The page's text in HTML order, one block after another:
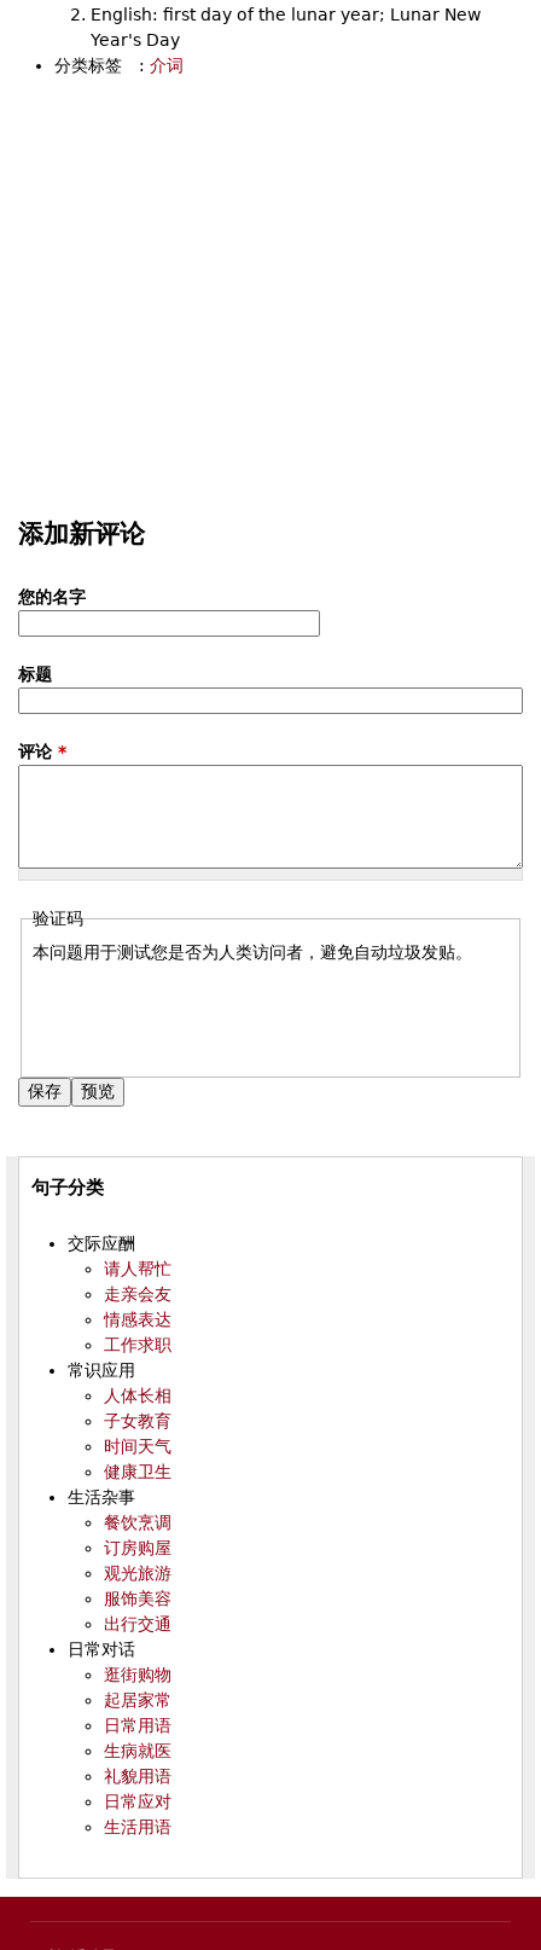
English: first day of the lunar year; Lunar New
Year's Day
分类标签
: 介词
添加新评论
您的名字
标题
评论 *
验证码
本问题用于测试您是否为人类访问者，避免自动垃圾发贴。
句子分类
交际应酬
请人帮忙
走亲会友
情感表达
工作求职
常识应用
人体长相
子女教育
时间天气
健康卫生
生活杂事
餐饮烹调
订房购屋
观光旅游
服饰美容
出行交通
日常对话
逛街购物
起居家常
日常用语
生病就医
礼貌用语
日常应对
生活用语